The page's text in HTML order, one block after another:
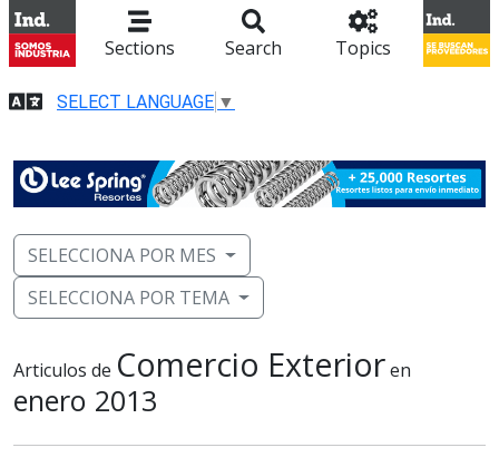
Sections Search Topics
SELECT LANGUAGE ▼
SELECCIONA POR MES
SELECCIONA POR TEMA
Articulos de Comercio Exterioren
enero 2013